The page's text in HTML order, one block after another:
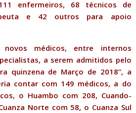
enfermeiros, 68 técnicos de
e 42 outros para apoio
médicos, entre internos
a serem admitidos pelo
quinzena de Março de 2018”, a
contar com 149 médicos, a do
o Huambo com 208, Cuando-
Norte com 58, o Cuanza Sul